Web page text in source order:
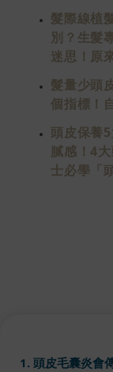
髮際線植
別？生髮
迷思！原
髮量少頭
個指標！
頭皮保養
膩感！4
士必學「
1. 頭皮毛囊炎會